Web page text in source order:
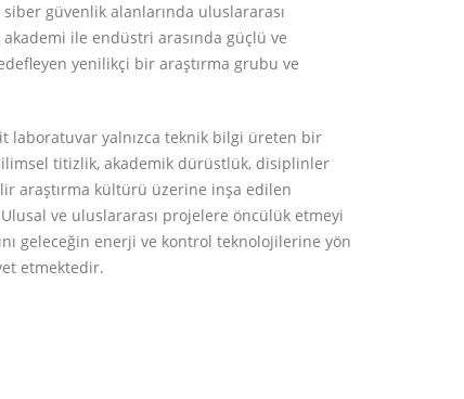
güvenlik alanlarında uluslararası
ile endüstri arasında güçlü ve
yenilikçi bir araştırma grubu ve
laboratuvar yalnızca teknik bilgi üreten bir
titizlik, akademik dürüstlük, disiplinler
araştırma kültürü üzerine inşa edilen
ve uluslararası projelere öncülük etmeyi
geleceğin enerji ve kontrol teknolojilerine yön
etmektedir.